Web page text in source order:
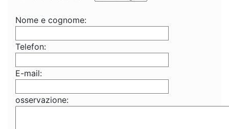
Nome e cognome:
Telefon:
E-mail:
osservazione: